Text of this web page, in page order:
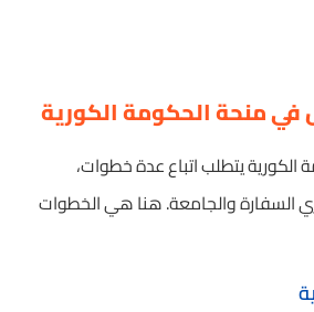
في منحة الحكومة الكورية
الكورية يتطلب اتباع عدة خطوات،
السفارة والجامعة. هنا هي الخطوات